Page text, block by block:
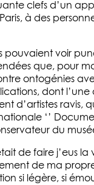
clefs d’un
à des
pouvaient voir
que, pour
ontogénies
dont l’une
d’artistes ravis,
‘’
du
de faire j’eus la
de ma
si légère, si